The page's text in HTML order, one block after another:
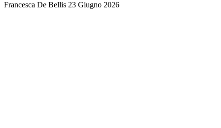
Francesca De Bellis 23 Giugno 2026